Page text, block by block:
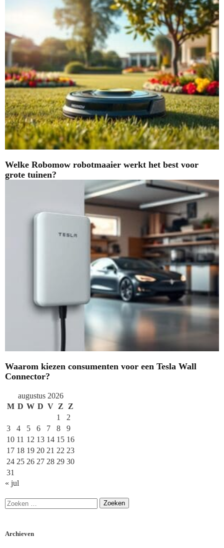
Welke Robomow robotmaaier werkt het best voor
grote tuinen?
Waarom kiezen consumenten voor een Tesla Wall
Connector?
augustus 2026
M D W D V Z
Z
1
2
3
4 5 6 7 8
9
10 11 12 13 14 15 16
17 18 19 20 21 22 23
24 25 26 27 28 29 30
31
« jul
Archieven